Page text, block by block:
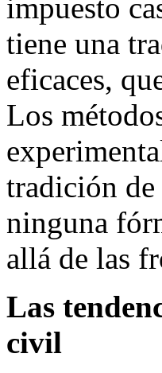
impuesto
tiene una
eficaces,
Los
tradición de
ninguna
allá de las
Las
civil